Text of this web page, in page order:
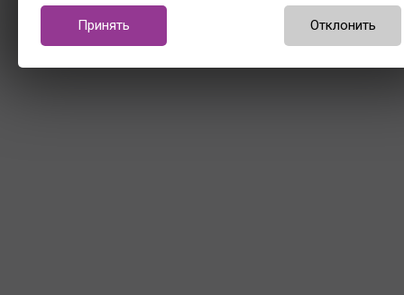
Принять Отклонить